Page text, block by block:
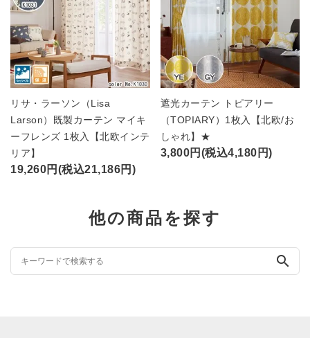
リサ・ラーソン（Lisa
Larson）既製カーテン マイキ
ーフレンズ 1枚入【北欧インテ
リア】
19,260円(税込21,186円)
遮光カーテン トピアリー
（TOPIARY）1枚入【北欧/お
しゃれ】★
3,800円(税込4,180円)
他の商品を探す
search